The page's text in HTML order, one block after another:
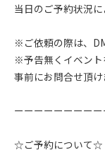
当日のご予約状況
※ご依頼の際は、
※予告無くイベント
事前にお問合せ頂け
ーーーーーーーーー
☆ご予約について☆